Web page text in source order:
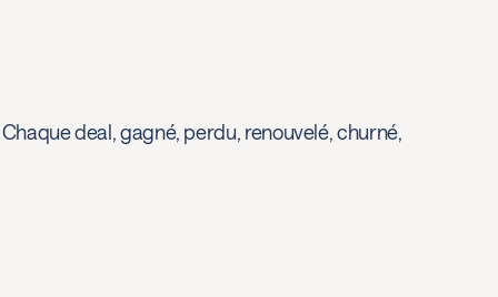
deal, gagné, perdu, renouvelé, churné,